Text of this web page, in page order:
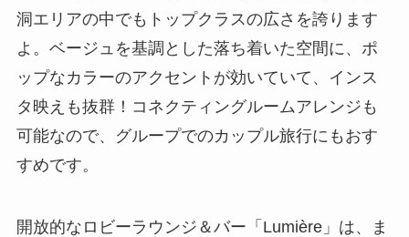
洞エリアの中でもトップクラスの広さを誇ります
よ。ベージュを基調とした落ち着いた空間に、ポ
ップなカラーのアクセントが効いていて、インス
タ映えも抜群！コネクティングルームアレンジも
可能なので、グループでのカップル旅行にもおす
すめです。
開放的なロビーラウンジ＆バー「Lumière」は、ま